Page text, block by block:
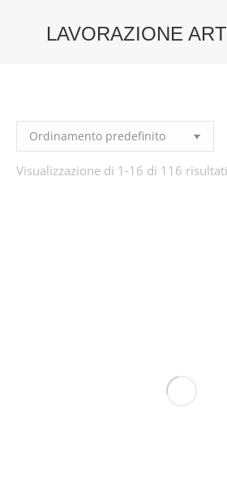
LAVORAZIONE
Visualizzazione di 1-16 di 116 risultati